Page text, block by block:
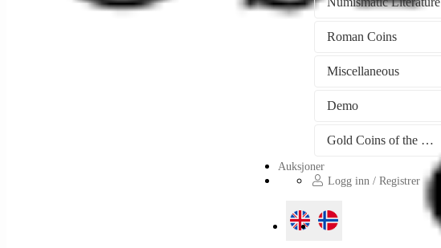
Roman Coins
Miscellaneous
Demo
Gold Coins of the World
Auksjoner
Logg inn / Registrer